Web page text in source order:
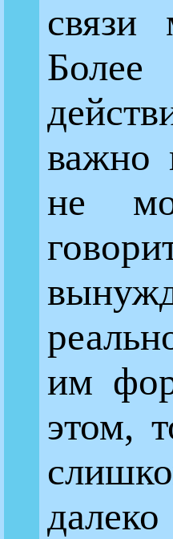
связи
важно
не
им
этом,